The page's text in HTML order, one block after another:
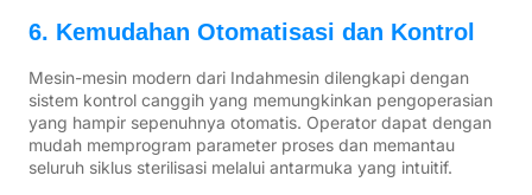
6. Kemudahan Otomatisasi dan Kontrol
Mesin-mesin modern dari Indahmesin dilengkapi dengan
sistem kontrol canggih yang memungkinkan pengoperasian
yang hampir sepenuhnya otomatis. Operator dapat dengan
mudah memprogram parameter proses dan memantau
seluruh siklus sterilisasi melalui antarmuka yang intuitif.